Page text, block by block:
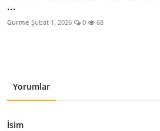
...
Gurme Şubat 1, 2026 0 68
Yorumlar
İsim